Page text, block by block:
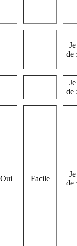
de
de
Oui Facile
de